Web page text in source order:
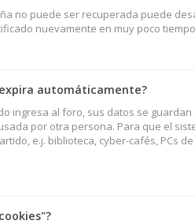
no puede ser recuperada puede
nuevamente en muy poco
automáticamente?
ingresa al foro, sus datos se guardan
por otra persona. Para que el
e.j. biblioteca, cyber-cafés, PCs